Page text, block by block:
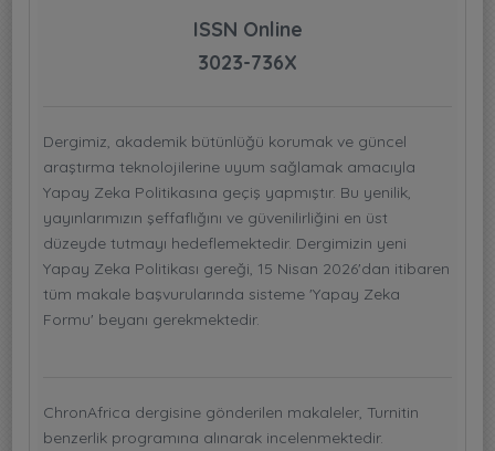
ISSN Online
3023-736X
Dergimiz, akademik bütünlüğü korumak ve güncel
araştırma teknolojilerine uyum sağlamak amacıyla
Yapay Zeka Politikasına geçiş yapmıştır. Bu yenilik,
yayınlarımızın şeffaflığını ve güvenilirliğini en üst
düzeyde tutmayı hedeflemektedir. Dergimizin yeni
Yapay Zeka Politikası gereği, 15 Nisan 2026'dan itibaren
tüm makale başvurularında sisteme 'Yapay Zeka
Formu' beyanı gerekmektedir.
ChronAfrica dergisine gönderilen makaleler, Turnitin
benzerlik programına alınarak incelenmektedir.